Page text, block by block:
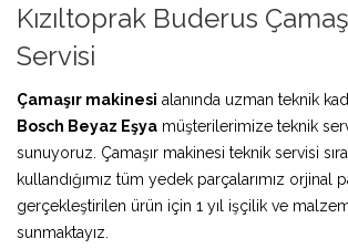
Kızıltoprak Buderus
Servisi
Çamaşır makinesi alanında uzman teknik
Bosch Beyaz Eşya müşterilerimize teknik
sunuyoruz. Çamaşır makinesi teknik servisi
kullandığımız tüm yedek parçalarımız orjinal
gerçekleştirilen ürün için 1 yıl işçilik ve
sunmaktayız.